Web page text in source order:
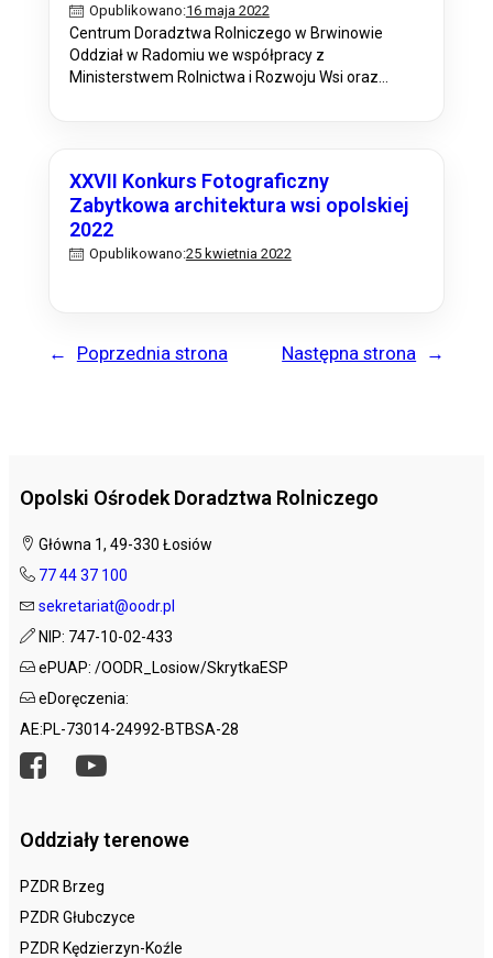
Centrum Doradztwa Rolniczego w Brwinowie,
Oddział w Radomiu przy współpracy z
Ministerstwem…
Opublikowano:16 maja 2022
Centrum Doradztwa Rolniczego w Brwinowie
Oddział w Radomiu we współpracy z
Ministerstwem Rolnictwa i Rozwoju Wsi oraz
popularyzacja i promowanie najlepszych osiągnięć
doradców w zakresie rolnictwa ekologicznego.
Konkurs skierowany jest do doradców wpisanych
na listę doradców rolniczych lub…
XXVII Konkurs Fotograficzny
Zabytkowa architektura wsi opolskiej
2022
Opublikowano:25 kwietnia 2022
← Poprzednia strona Następna strona →
Opolski Ośrodek Doradztwa Rolniczego
Główna 1, 49-330 Łosiów
77 44 37 100
sekretariat@oodr.pl
NIP: 747-10-02-433
ePUAP: /OODR_Losiow/SkrytkaESP
eDoręczenia:
AE:PL-73014-24992-BTBSA-28
Oddziały terenowe
PZDR Brzeg
PZDR Głubczyce
PZDR Kędzierzyn-Koźle